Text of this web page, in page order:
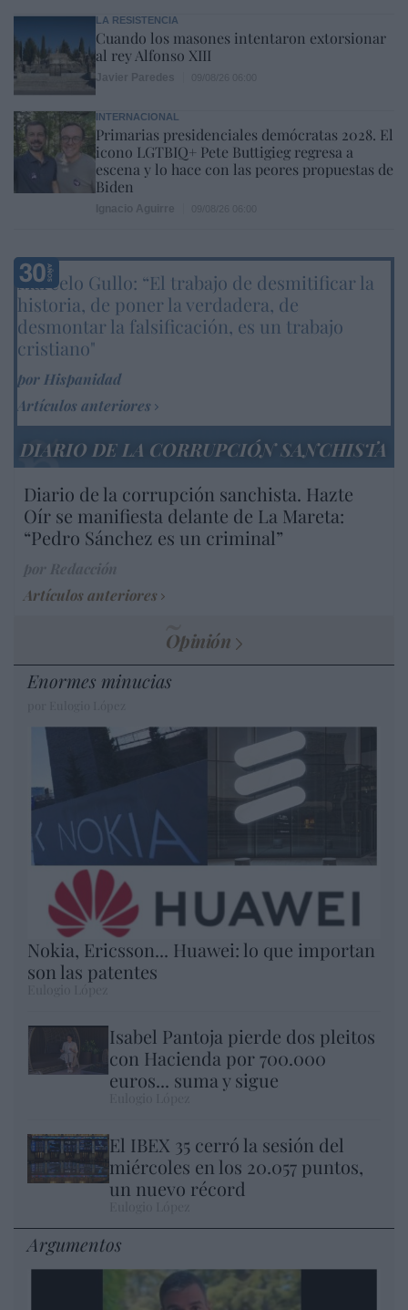
LA RESISTENCIA
Cuando los masones intentaron extorsionar
al rey Alfonso XIII
INTERNACIONAL
Primarias presidenciales demócratas 2028. El
icono LGTBIQ+ Pete Buttigieg regresa a
escena y lo hace con las peores propuestas de
Biden
Marcelo Gullo: “El trabajo de desmitificar la
historia, de poner la verdadera, de
desmontar la falsificación, es un trabajo
cristiano"
por Hispanidad
Artículos anteriores
DIARIO DE LA CORRUPCIÓN SANCHISTA
Diario de la corrupción sanchista. Hazte
Oír se manifiesta delante de La Mareta:
“Pedro Sánchez es un criminal”
Artículos anteriores
Opinión
Enormes minucias
Nokia, Ericsson... Huawei: lo que importan
son las patentes
Isabel Pantoja pierde dos pleitos
con Hacienda por 700.000
euros... suma y sigue
El IBEX 35 cerró la sesión del
miércoles en los 20.057 puntos,
un nuevo récord
Argumentos